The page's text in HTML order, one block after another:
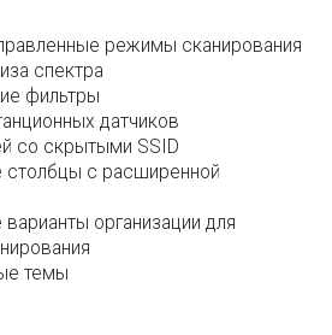
режимы сканирования
спектра
фильтры
датчиков
со скрытыми SSID
столбцы с расширенной
организации для
темы